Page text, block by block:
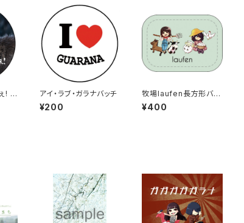
! 」
アイ・ラブ・ガラナバッチ
¥200
牧場laufen長方形バッ
チ
¥400